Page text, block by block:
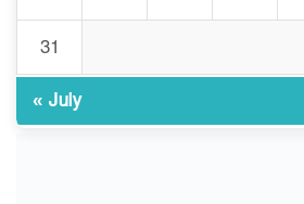
৯
লক্ষ্য
১০
ভোরে
দেখে
31
« July